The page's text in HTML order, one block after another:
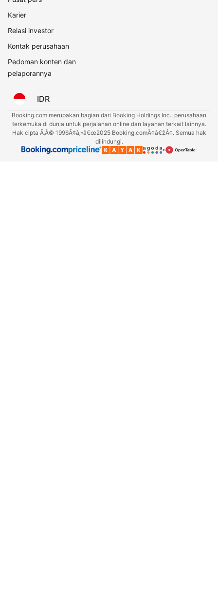
Karier
Relasi investor
Kontak perusahaan
Pedoman konten dan
pelaporannya
IDR
Booking.com merupakan bagian dari Booking Holdings Inc., perusahaan
terkemuka di dunia untuk perjalanan online dan layanan terkait lainnya.
Hak cipta Ã‚Â© 1996Ã¢â‚¬â€œ2025 Booking.comÃ¢â€žÂ¢. Semua hak
dilindungi.